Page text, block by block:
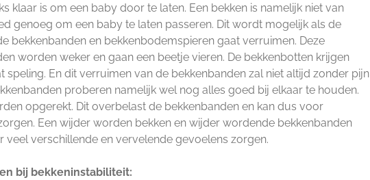
klaar is om een baby door te laten. Een bekken is namelijk niet van
genoeg om een baby te laten passeren. Dit wordt mogelijk als de
bekkenbanden en bekkenbodemspieren gaat verruimen. Deze
worden weker en gaan een beetje vieren. De bekkenbotten krijgen
speling. En dit verruimen van de bekkenbanden zal niet altijd zonder pijn
proberen namelijk wel nog alles goed bij elkaar te houden.
opgerekt. Dit overbelast de bekkenbanden en kan dus voor
Een wijder worden bekken en wijder wordende bekkenbanden
veel verschillende en vervelende gevoelens zorgen.
bij bekkeninstabiliteit: